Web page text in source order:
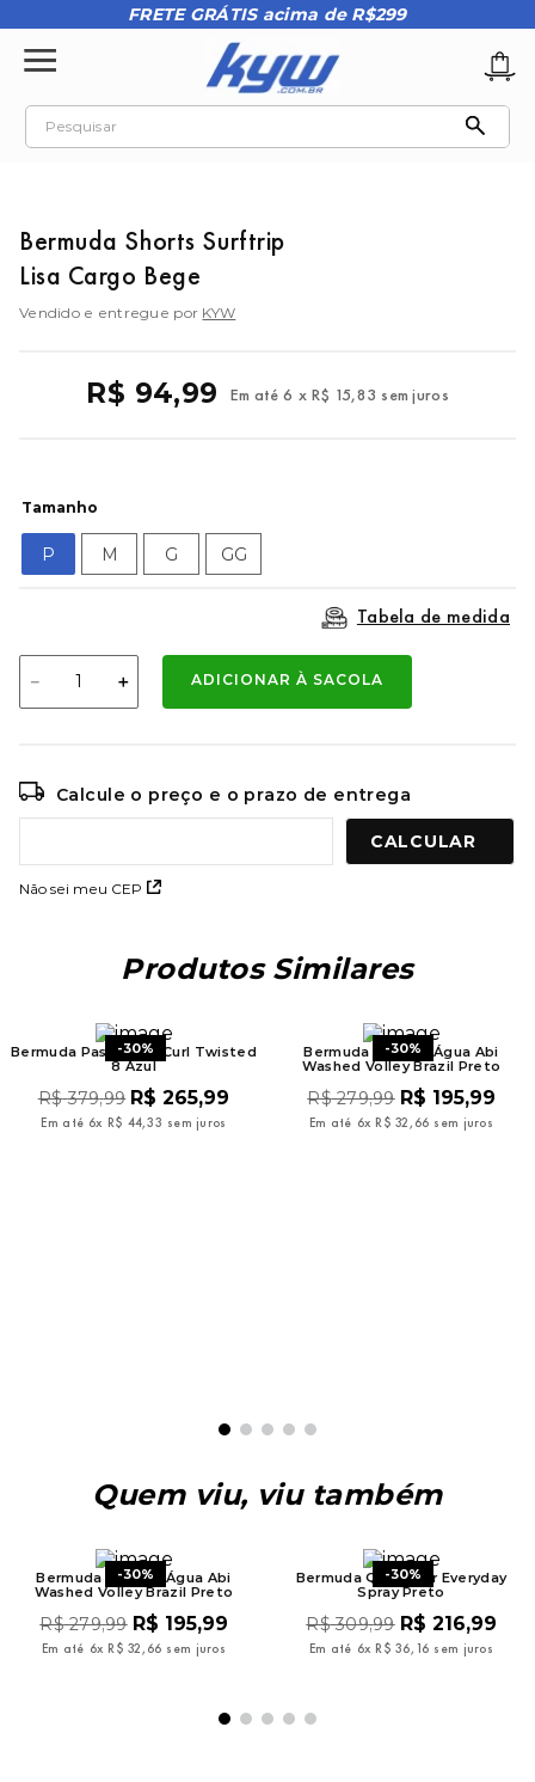
FRETE GRÁTIS acima de R$299
Pesquisar
Bermuda Shorts Surftrip
Lisa Cargo Bege
Vendido e entregue por KYW
R$ 94,99 Em até 6 x R$ 15,83 sem juros
Tamanho
P M G GG
Tabela de medida
＋
－ ADICIONAR À SACOLA
Calcule o preço e o prazo de entrega
Não sei meu CEP
Produtos Similares
-30%
Bermuda Paseio Rip Curl Twisted
8 Azul
R$ 379,99 R$ 265,99
Em até 6x R$ 44,33 sem juros
-30%
Bermuda Rip Curl Água Abi
Washed Volley Brazil Preto
R$ 279,99 R$ 195,99
Em até 6x R$ 32 , 66 sem juros
Quem viu, viu também
-30%
Bermuda Rip Curl Água Abi
Washed Volley Brazil Preto
R$ 279,99 R$ 195,99
Em até 6x R$ 32 , 66 sem juros
-30%
Bermuda Quiksilver Everyday
Spray Preto
R$ 309,99 R$ 216,99
Em até 6x R$ 36, 16 sem juros
2º oakley
teeth bomber 3
kenner
8º regata
9º mochila oakley